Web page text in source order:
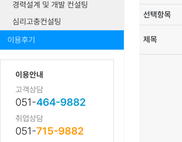
경력설계 및 개발 컨설팅
심리고충컨설팅
이용후기
이용안내
고객상담
051-464-9882
취업상담
051-715-9882
선택항목
제목